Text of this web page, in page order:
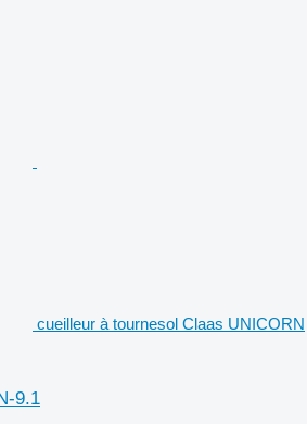
cueilleur à tournesol Claas UNICORN
9.1